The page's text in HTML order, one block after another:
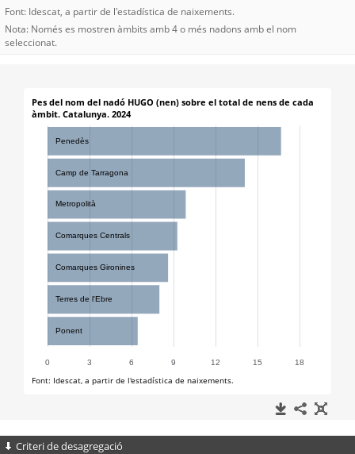
Font: Idescat, a partir de l'estadística de naixements.
Nota: Només es mostren àmbits amb 4 o més nadons amb el nom
seleccionat.
Criteri de desagregació